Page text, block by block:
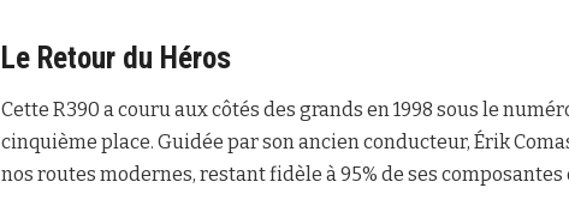
Le Retour du Héros
Cette R390 a couru aux côtés des grands en 1998 sous le
cinquième place. Guidée par son ancien conducteur, Érik
nos routes modernes, restant fidèle à 95% de ses composantes